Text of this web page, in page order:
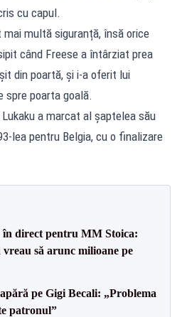
cu capul.
mai multă siguranță, însă orice
când Freese a întârziat prea
din poartă, și i-a oferit lui
spre poarta goală.
a marcat al șaptelea său
lea pentru Belgia, cu o finalizare
în direct pentru MM Stoica:
vreau să arunc milioane pe
pe Gigi Becali: „Problema
patronul”